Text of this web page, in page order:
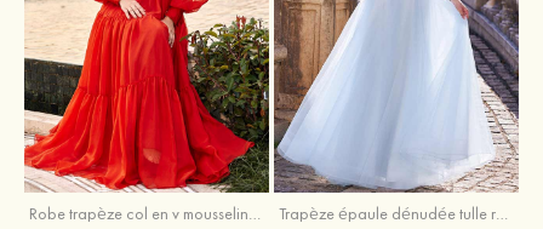
Robe trapèze col en v mousseline ras du sol robe de bal Trapèze épaule dénudée tulle ras du sol robe de bal